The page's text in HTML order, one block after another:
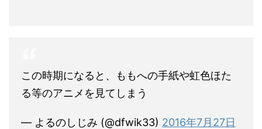
この時期になると、ももへの手紙や虹色ほた
る等のアニメを見てしまう
— よるのしじみ (@dfwik33) 2016年7月27日